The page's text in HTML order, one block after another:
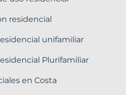
residencial
unifamiliar
Plurifamiliar
en Costa